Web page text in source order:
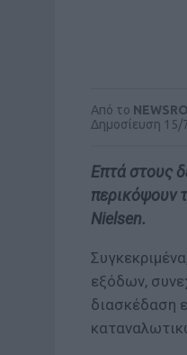
Από το
Δημοσίευση 15/
Επτά στους
περικόψουν
Nielsen.
εξόδων,
διασκέδαση